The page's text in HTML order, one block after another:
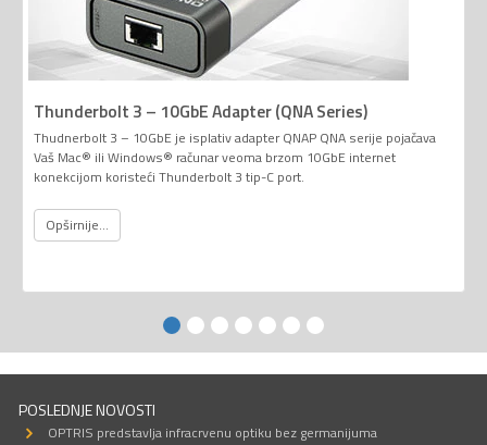
Thunderbolt 3 – 10GbE Adapter (QNA Series)
Thudnerbolt 3 – 10GbE je isplativ adapter QNAP QNA serije pojačava
Vaš Mac® ili Windows® računar veoma brzom 10GbE internet
konekcijom koristeći Thunderbolt 3 tip-C port.
Opširnije...
POSLEDNJE NOVOSTI
OPTRIS predstavlja infracrvenu optiku bez germanijuma